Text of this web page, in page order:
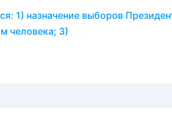
1)​ назначение выборов
человека; 3)​